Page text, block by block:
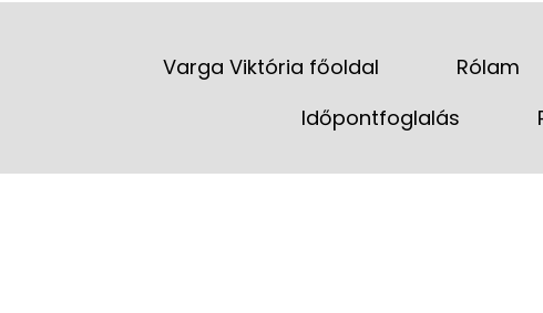
Varga Viktória főoldal Rólam
Időpontfoglalás